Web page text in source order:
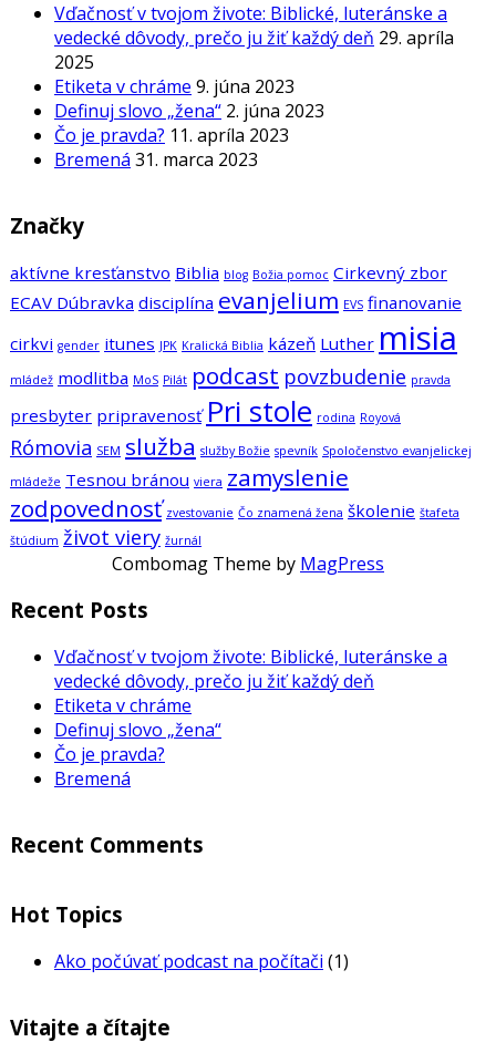
Vďačnosť v tvojom živote: Biblické, luteránske a
vedecké dôvody, prečo ju žiť každý deň 29. apríla
2025
Etiketa v chráme 9. júna 2023
Definuj slovo „žena“ 2. júna 2023
Čo je pravda? 11. apríla 2023
Bremená 31. marca 2023
Značky
aktívne kresťanstvo Biblia blog Božia pomoc Cirkevný zbor
ECAV Dúbravka disciplína evanjelium EVS finanovanie
cirkvi gender itunes JPK Kralická Biblia kázeň Luther misia
mládež modlitba MoS Pilát podcast povzbudenie pravda
presbyter pripravenosť Pri stole rodina Royová
Rómovia SEM služba služby Božie spevník Spoločenstvo evanjelickej
mládeže Tesnou bránou viera zamyslenie
zodpovednosť zvestovanie Čo znamená žena školenie štafeta
štúdium život viery žurnál
Combomag Theme by MagPress
Recent Posts
Vďačnosť v tvojom živote: Biblické, luteránske a
vedecké dôvody, prečo ju žiť každý deň
Etiketa v chráme
Definuj slovo „žena“
Čo je pravda?
Bremená
Recent Comments
Hot Topics
Ako počúvať podcast na počítači (1)
Vitajte a čítajte